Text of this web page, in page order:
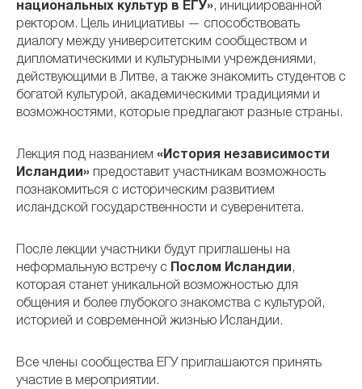
национальных культур в ЕГУ», инициированной
ректором. Цель инициативы — способствовать
диалогу между университетским сообществом и
дипломатическими и культурными учреждениями,
действующими в Литве, а также знакомить студентов с
богатой культурой, академическими традициями и
возможностями, которые предлагают разные страны.
Лекция под названием «История независимости
Исландии» предоставит участникам возможность
познакомиться с историческим развитием
исландской государственности и суверенитета.
После лекции участники будут приглашены на
неформальную встречу с Послом Исландии,
которая станет уникальной возможностью для
общения и более глубокого знакомства с культурой,
историей и современной жизнью Исландии.
Все члены сообщества ЕГУ приглашаются принять
участие в мероприятии.